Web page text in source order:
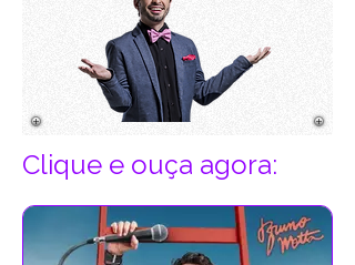
Clique e ouça agora: